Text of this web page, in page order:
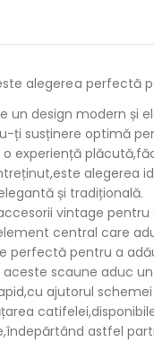
alegerea perfectă
design modern și
ți susținere optimă
experiență
alegerea
și tradițională.
vintage
central care
perfectă pentru a
scaune aduc
ajutorul
astfel